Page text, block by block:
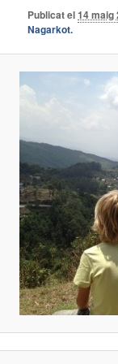
Publicat el14 maig
Nagarkot.